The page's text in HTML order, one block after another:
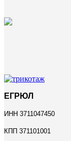
ЕГРЮЛ
ИНН 3711047450
КПП 371101001